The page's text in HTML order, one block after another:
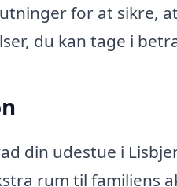
for at sikre,
du kan tage i
din udestue i
rum til familiens